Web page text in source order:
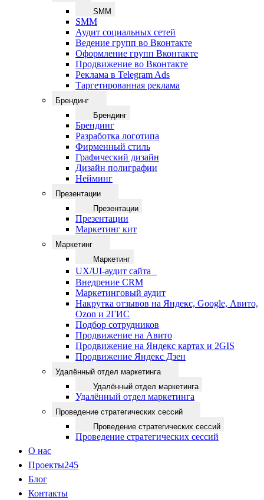
SMM
SMM
Аудит социальных сетей
Ведение групп во Вконтакте
Оформление групп Вконтакте
Продвижение во Вконтакте
Реклама в Telegram Ads
Таргетированная реклама
Брендинг
Брендинг
Брендинг
Разработка логотипа
Фирменный стиль
Графический дизайн
Дизайн полиграфии
Нейминг
Презентации
Презентации
Презентации
Маркетинг кит
Маркетинг
Маркетинг
UX/UI-аудит сайта
Внедрение CRM
Маркетинговый аудит
Накрутка отзывов на Яндекс, Google, Авито,
Ozon и 2ГИС
Подбор сотрудников
Продвижение на Авито
Продвижение на Яндекс картах и 2GIS
Продвижение Яндекс Дзен
Удалённый отдел маркетинга
Удалённый отдел маркетинга
Удалённый отдел маркетинга
Проведение стратегических сессий
Проведение стратегических сессий
Проведение стратегических сессий
О нас
Проекты245
Блог
Контакты